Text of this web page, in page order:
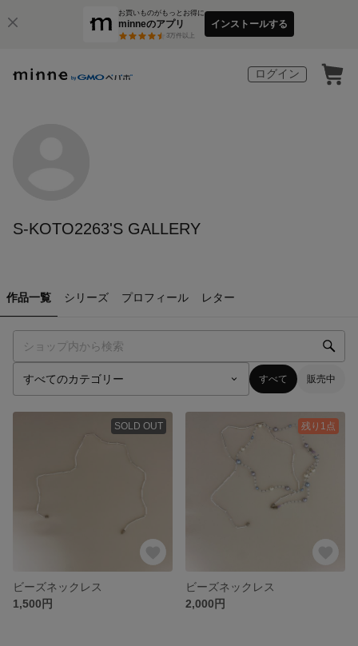
お買いものがもっとお得に
minneのアプリ
3万件以上
インストールする
ログイン
S-KOTO2263'S GALLERY
作品一覧 シリーズ プロフィール レター
すべて 販売中
SOLD OUT
ビーズネックレス
1,500円
残り1点
ビーズネックレス
2,000円